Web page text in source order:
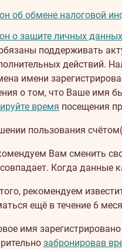
об обмене налоговой
о защите личных данных
поддерживать
действий.
имени
о том, что Ваше имя
время посещения
пользования
Вам сменить
Когда данные
рекомендуем
ещё в течение 6
имя
забронировав